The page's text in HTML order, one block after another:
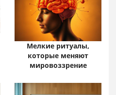
Мелкие ритуалы,
которые меняют
мировоззрение